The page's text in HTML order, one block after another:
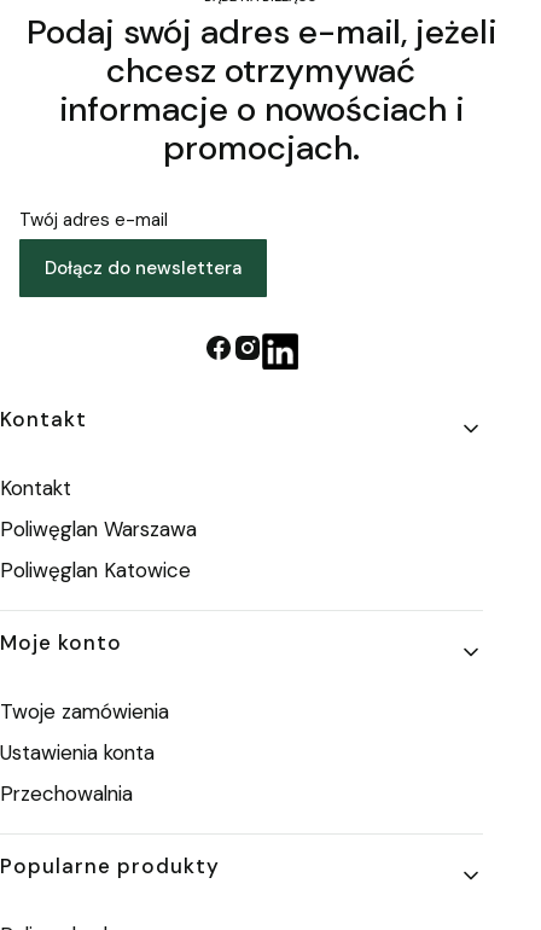
Podaj swój adres e-mail, jeżeli
chcesz otrzymywać
informacje o nowościach i
promocjach.
Twój adres e-mail
Dołącz do newslettera
Linki w stopce
Kontakt
Kontakt
Poliwęglan Warszawa
Poliwęglan Katowice
Moje konto
Twoje zamówienia
Ustawienia konta
Przechowalnia
Popularne produkty